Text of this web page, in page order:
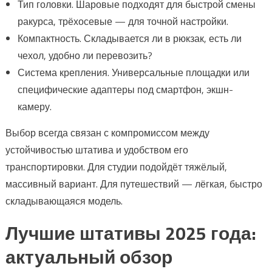
Тип головки. Шаровые подходят для быстрой смены
ракурса, трёхосевые — для точной настройки.
Компактность. Складывается ли в рюкзак, есть ли
чехол, удобно ли перевозить?
Система крепления. Универсальные площадки или
специфические адаптеры под смартфон, экшн-
камеру.
Выбор всегда связан с компромиссом между
устойчивостью штатива и удобством его
транспортировки. Для студии подойдёт тяжёлый,
массивный вариант. Для путешествий — лёгкая, быстро
складывающаяся модель.
Лучшие штативы 2025 года:
актуальный обзор